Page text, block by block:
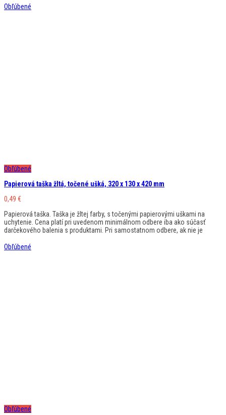
Obľúbené
Obľúbené
Papierová taška žltá, točené ušká, 320 x 130 x 420 mm
0,49 €
Papierová taška. Taška je žltej farby, s točenými papierovými uškami na
uchytenie. Cena platí pri uvedenom minimálnom odbere iba ako súčasť
darčekového balenia s produktami. Pri samostatnom odbere, ak nie je
Obľúbené
Obľúbené